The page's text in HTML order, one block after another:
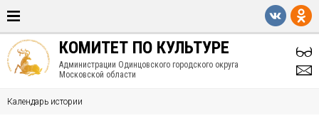
КОМИТЕТ ПО КУЛЬТУРЕ
Администрации Одинцовского городского округа
Московской области
Календарь истории
Июнь
Июль
Август
Сентябрь
Октябрь
Ноябрь Декабрь